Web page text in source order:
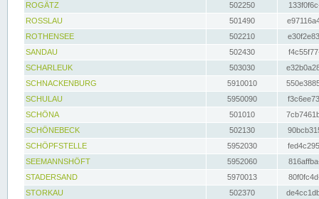
ROGÄTZ
502250
ROSSLAU
501490
ROTHENSEE
502210
SANDAU
502430
SCHARLEUK
503030
SCHNACKENBURG
5910010
SCHULAU
5950090
SCHÖNA
501010
SCHÖNEBECK
502130
SCHÖPFSTELLE
5952030
SEEMANNSHÖFT
5952060
STADERSAND
5970013
STORKAU
502370